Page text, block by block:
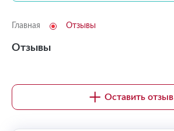
Главная Отзывы
Отзывы
Оставить отзыв